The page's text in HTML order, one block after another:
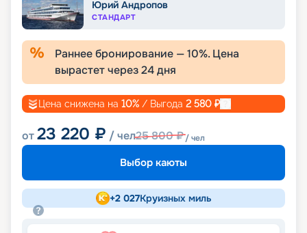
Юрий Андропов
СТАНДАРТ
Раннее бронирование —10%. Цена
вырастет через24дня
Цена снижена на 10% / Выгода 2 580 ₽
от23 220 ₽ / чел25 800₽/ чел
Выбор каюты
+2 027Круизных миль